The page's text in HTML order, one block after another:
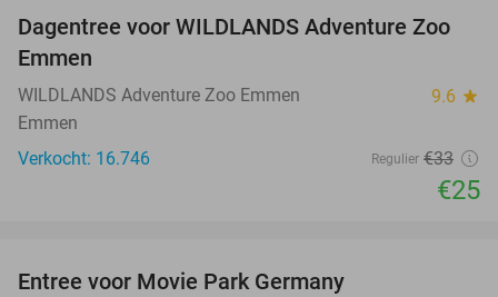
24%
Dagentree voor WILDLANDS Adventure Zoo
Emmen
WILDLANDS Adventure Zoo Emmen 9.6 star
Emmen
Verkocht: 16.746
Regulier €33
€25
Entree voor Movie Park Germany